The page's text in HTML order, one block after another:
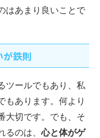
はあまり良いことで
が鉄則
ツールでもあり、私
もあります。何より
大切です。でも、そ
るのは、心と体がゲ